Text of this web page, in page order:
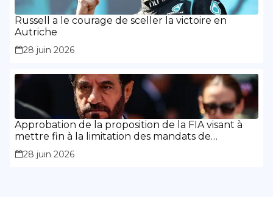
Russell a le courage de sceller la victoire en
Autriche
28 juin 2026
Approbation de la proposition de la FIA visant à
mettre fin à la limitation des mandats de
présidence
28 juin 2026